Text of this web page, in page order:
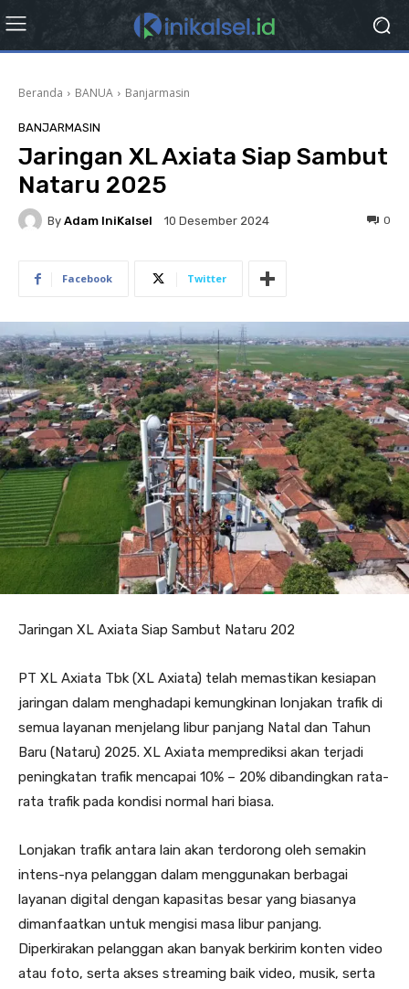
Beranda BANUA Banjarmasin
BANJARMASIN
Jaringan XL Axiata Siap Sambut
Nataru 2025
By Adam IniKalsel 10 Desember 2024 0
Facebook Twitter
Jaringan XL Axiata Siap Sambut Nataru 202
PT XL Axiata Tbk (XL Axiata) telah memastikan kesiapan
jaringan dalam menghadapi kemungkinan lonjakan trafik di
semua layanan menjelang libur panjang Natal dan Tahun
Baru (Nataru) 2025. XL Axiata memprediksi akan terjadi
peningkatan trafik mencapai 10% – 20% dibandingkan rata-
rata trafik pada kondisi normal hari biasa.
Lonjakan trafik antara lain akan terdorong oleh semakin
intens-nya pelanggan dalam menggunakan berbagai
layanan digital dengan kapasitas besar yang biasanya
dimanfaatkan untuk mengisi masa libur panjang.
Diperkirakan pelanggan akan banyak berkirim konten video
atau foto, serta akses streaming baik video, musik, serta